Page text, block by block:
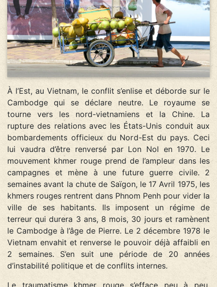
À l’Est, au Vietnam, le conflit s’enlise et déborde sur le
Cambodge qui se déclare neutre. Le royaume se
tourne vers les nord-vietnamiens et la Chine. La
rupture des relations avec les États-Unis conduit aux
bombardements officieux du Nord-Est du pays. Ceci
lui vaudra d’être renversé par Lon Nol en 1970. Le
mouvement khmer rouge prend de l’ampleur dans les
campagnes et mène à une future guerre civile. 2
semaines avant la chute de Saïgon, le 17 Avril 1975, les
khmers rouges rentrent dans Phnom Penh pour vider la
ville de ses habitants. Ils imposent un régime de
terreur qui durera 3 ans, 8 mois, 30 jours et ramènent
le Cambodge à l’âge de Pierre. Le 2 décembre 1978 le
Vietnam envahit et renverse le pouvoir déjà affaibli en
2 semaines. S’en suit une période de 20 années
d’instabilité politique et de conflits internes.